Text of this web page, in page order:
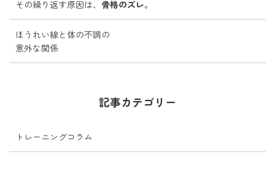
その繰り返す原因は、 骨格のズレ。
ほうれい線と体の不調の
意外な関係
記事カテゴリー
トレーニングコラム